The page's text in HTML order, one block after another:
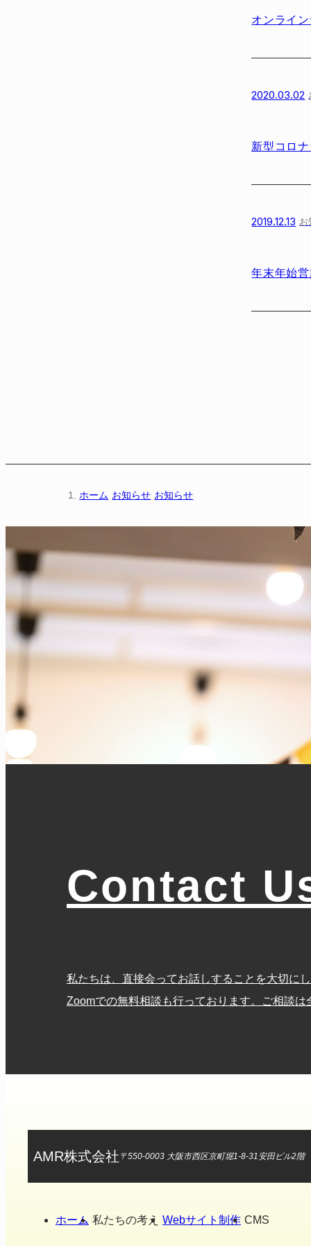
オンライ
2020.03.02
新型コロ
2019.12.13 お
年末年始
ホーム お知らせ お知らせ
Contact
私たちは、直接会ってお話しすることを大切に
Zoomでの無料相談も行っております。ご相談は
AMR株式会社 〒550-0003 大阪市西区京町堀1-8-31安田ビル2階
ホーム 私たちの考え Webサイト制作 CMS